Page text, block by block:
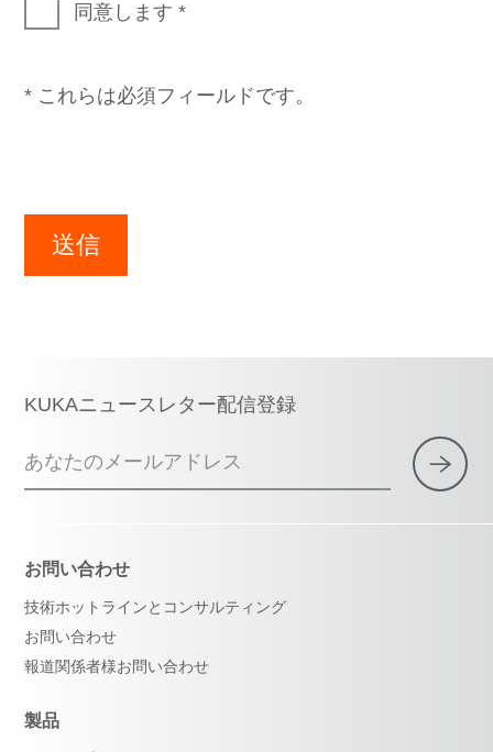
同意します
* これらは必須フィールドです。
送信
KUKAニュースレター配信登録
あなたのメールアドレス
お問い合わせ
技術ホットラインとコンサルティング
お問い合わせ
報道関係者様お問い合わせ
製品